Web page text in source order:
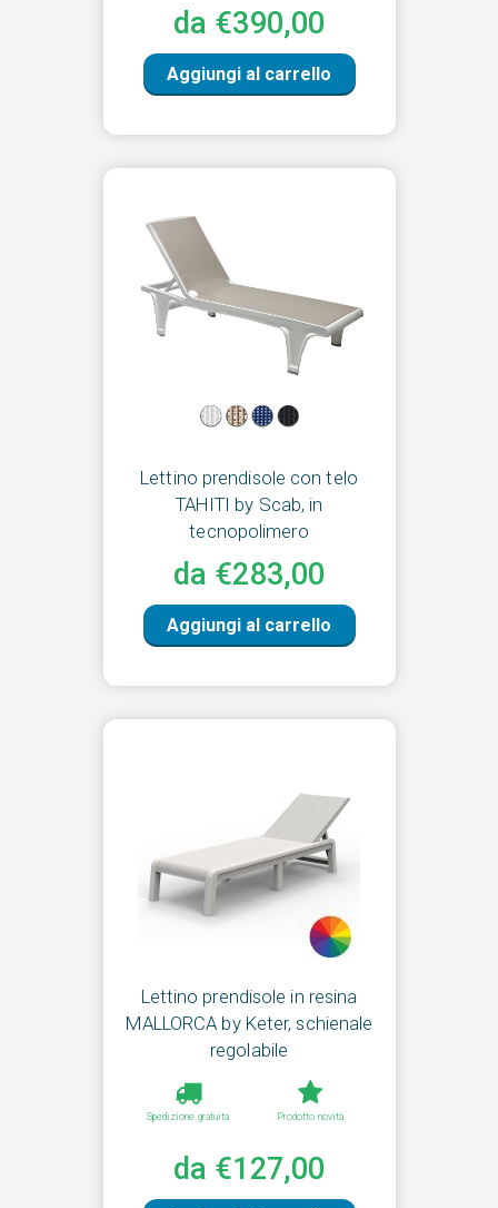
da €390,00
Aggiungi al carrello
Lettino prendisole con telo
TAHITI by Scab, in
tecnopolimero
da €283,00
Aggiungi al carrello
Lettino prendisole in resina
MALLORCA by Keter, schienale
regolabile
Spedizione gratuita Prodotto novità
da €127,00